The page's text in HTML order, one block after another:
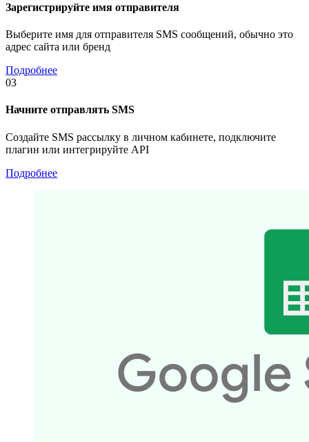
Зарегистрируйте имя отправителя
Выберите имя для отправителя SMS сообщений, обычно это
адрес сайта или бренд
Подробнее
03
Начните отправлять SMS
Создайте SMS рассылку в личном кабинете, подключите
плагин или интегрируйте API
Подробнее